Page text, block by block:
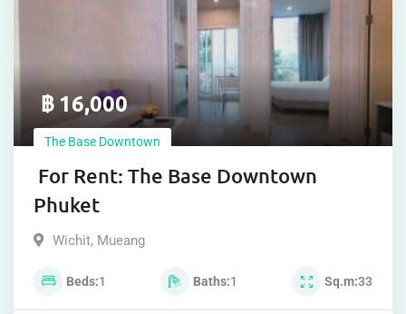
฿16,000
The Base Downtown
For Rent: The Base Downtown
Phuket
Wichit, Mueang
Beds 1 Baths 1 Sq.m 33